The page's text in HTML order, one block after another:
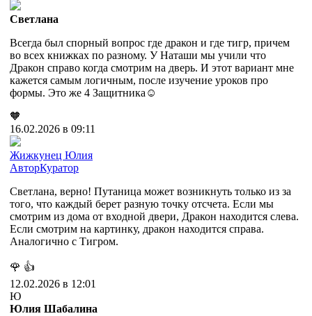
Светлана
Всегда был спорный вопрос где дракон и где тигр, причем
во всех книжках по разному. У Наташи мы учили что
Дракон справо когда смотрим на дверь. И этот вариант мне
кажется самым логичным, после изучение уроков про
формы. Это же 4 Защитника☺️
🧡
16.02.2026 в 09:11
Жижкунец Юлия
АвторКуратор
Светлана, верно! Путаница может возникнуть только из за
того, что каждый берет разную точку отсчета. Если мы
смотрим из дома от входной двери, Дракон находится слева.
Если смотрим на картинку, дракон находится справа.
Аналогично с Тигром.
🌹 👍
12.02.2026 в 12:01
Ю
Юлия Шабалина